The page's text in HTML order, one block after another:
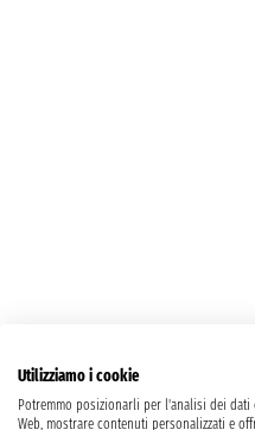
Utilizziamo i cookie
Potremmo posizionarli per l'analisi dei
Web, mostrare contenuti personalizzati e